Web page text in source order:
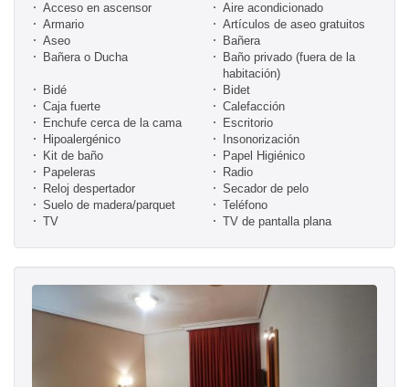
Acceso en ascensor
Aire acondicionado
Armario
Artículos de aseo gratuitos
Aseo
Bañera
Bañera o Ducha
Baño privado (fuera de la
habitación)
Bidé
Bidet
Caja fuerte
Calefacción
Enchufe cerca de la cama
Escritorio
Hipoalergénico
Insonorización
Kit de baño
Papel Higiénico
Papeleras
Radio
Reloj despertador
Secador de pelo
Suelo de madera/parquet
Teléfono
TV
TV de pantalla plana